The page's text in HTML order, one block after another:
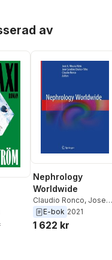
av
Nephrology
Worldwide
Claudio Ronco, Jose
Carolino Divino-Filho
Jose A. Moura-Neto
E-bok 2021
1 622 kr